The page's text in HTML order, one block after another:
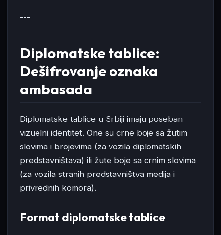
---
Diplomatske tablice:
Dešifrovanje oznaka
ambasada
Diplomatske tablice u Srbiji imaju poseban
vizuelni identitet. One su crne boje sa žutim
slovima i brojevima (za vozila diplomatskih
predstavništava) ili žute boje sa crnim slovima
(za vozila stranih predstavništva medija i
privrednih komora).
Format diplomatske tablice